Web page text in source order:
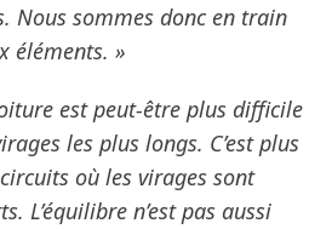
Nous sommes donc en train
éléments. »
est peut-être plus difficile
les plus longs. C’est plus
où les virages sont
L’équilibre n’est pas aussi